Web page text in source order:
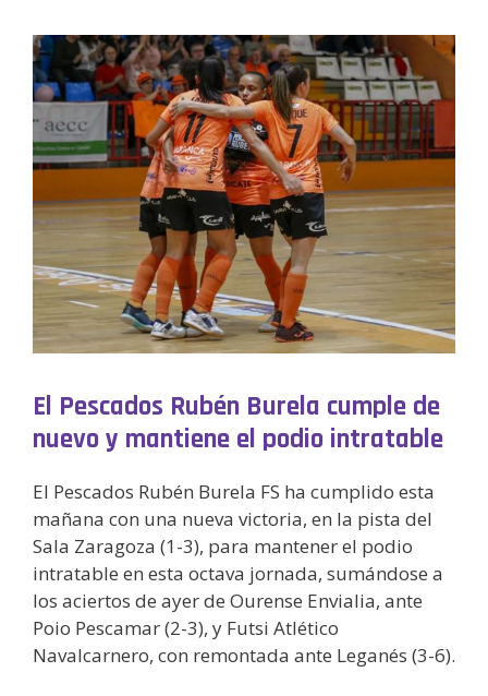
El Pescados Rubén Burela cumple de
nuevo y mantiene el podio intratable
El Pescados Rubén Burela FS ha cumplido esta
mañana con una nueva victoria, en la pista del
Sala Zaragoza (1-3), para mantener el podio
intratable en esta octava jornada, sumándose a
los aciertos de ayer de Ourense Envialia, ante
Poio Pescamar (2-3), y Futsi Atlético
Navalcarnero, con remontada ante Leganés (3-6).